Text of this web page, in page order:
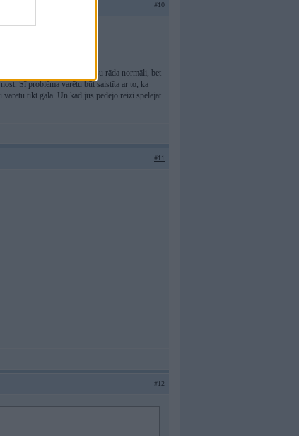
#10
km uz priekšu. Braucot visu rāda normāli, bet
Šī problēma varētu būt saistīta ar to, ka
varētu tikt galā. Un kad jūs pēdējo reizi spēlējāt
#11
#12